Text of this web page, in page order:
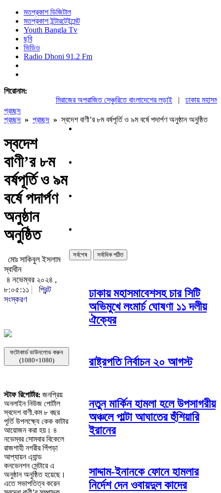
মতপ্রকাশ ডিজিটাল
মতপ্রকাশ ইন্টারটেইন্মেন্ট
Youth Bangla Tv
ছবি
ভিডিও
Radio Dhoni 91.2 Fm
শিরোনাম:
মিরাজের অপরাজিত সেঞ্চুরিতে বাংলাদেশের লড়াই|
ঢাকায়
প্রচ্ছদ
প্রচ্ছদ » প্রচ্ছদ »স্বদেশ বাণী’র ৮ম বর্ষপূর্তি ও ৯ম বর্ষে পদার্পণ অনুষ্ঠান অনুষ্ঠিত
স্বদেশ
বাণী’র ৮ম
বর্ষপূর্তি ও ৯ম
বর্ষে পদার্পণ
অনুষ্ঠান
অনুষ্ঠিত
মোঃ সাকিবুল ইসলাম
স্বাধীন
৪ নভেম্বর ২০২৪ ,
৮:০৫:১১
প্রিন্ট
সংস্করণ
ফটোকার্ড ডাউনলোড করুন
(1080×1080)
স্টাফ রিপোর্টার: জনপ্রিয়
অনলাইন নিউজ পোর্টাল
স্বদেশ বাণী.কম ৮ বছর
পূর্তি উপলক্ষ্যে কেক কাটার
আয়োজন করা হয়। ৪
নভেম্বর সোমবার বিকেলে
রাজশাহী নগরীর পিঁপড়া
আপ্যায়ন এ্যান্ড
কনভেনশন সেন্টারে এ
অনুষ্ঠান অনুষ্ঠিত হয়েছে।
এতে সভাপতিত্ব করেন
সর্বশেষ সর্বাধিক পঠিত
ঢাকায় মহাসমাবেশসহ চার সিটি
অভিমুখে লংমার্চ ঘোষণা ১১ দলীয়
ঐক্যের
রাষ্ট্রপতি নির্বাচন ২০ আগস্ট
নতুন মার্কিন হামলা হলে উপসাগরীয়
অঞ্চলে পাল্টা আঘাতের হুঁশিয়ারি
ইরানের
সাদ্দাম-ইনানকে ফোনে হামলার
নির্দেশ দেন ওবায়দুল কাদের